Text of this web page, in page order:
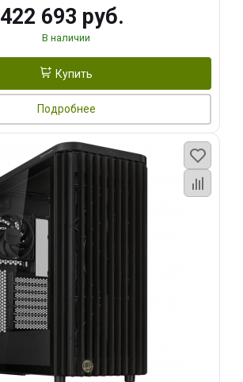
422 693 руб.
В наличии
Купить
Подробнее